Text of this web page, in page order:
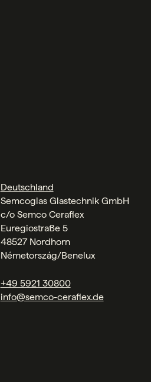
Deutschland
Semcoglas Glastechnik GmbH
c/o Semco Ceraflex
Euregiostraße 5
48527 Nordhorn
Németország/Benelux
+49 5921 30800
info@semco-ceraflex.de